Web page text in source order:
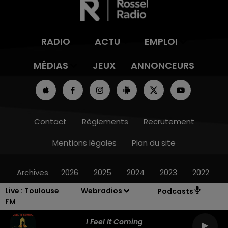
Live : Toulouse
FM
Webradios Podcasts
I Feel It Coming
RADIO ACTU
EMPLOI
MÉDIAS
JEUX ANNONCEURS
Contact Règlements
Recrutement
Mentions légales
Plan du site
Archives 2026 2025 2024 2023 2022